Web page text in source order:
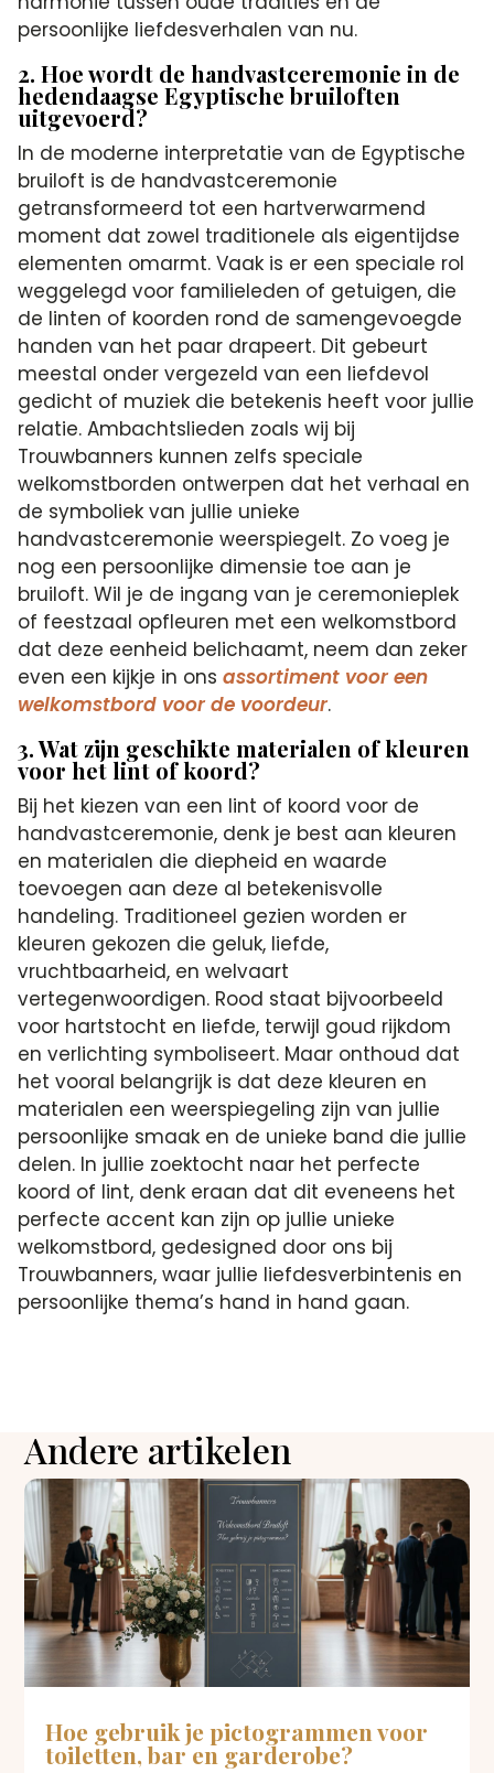
persoonlijke liefdesverhalen van nu.
2. Hoe wordt de handvastceremonie in de
hedendaagse Egyptische bruiloften
uitgevoerd?
In de moderne interpretatie van de Egyptische
bruiloft is de handvastceremonie
getransformeerd tot een hartverwarmend
moment dat zowel traditionele als eigentijdse
elementen omarmt. Vaak is er een speciale rol
weggelegd voor familieleden of getuigen, die
de linten of koorden rond de samengevoegde
handen van het paar drapeert. Dit gebeurt
meestal onder vergezeld van een liefdevol
gedicht of muziek die betekenis heeft voor jullie
relatie. Ambachtslieden zoals wij bij
Trouwbanners kunnen zelfs speciale
welkomstborden ontwerpen dat het verhaal en
de symboliek van jullie unieke
handvastceremonie weerspiegelt. Zo voeg je
nog een persoonlijke dimensie toe aan je
bruiloft. Wil je de ingang van je ceremonieplek
of feestzaal opfleuren met een welkomstbord
dat deze eenheid belichaamt, neem dan zeker
even een kijkje in onsassortiment voor een
welkomstbord voor de voordeur.
3. Wat zijn geschikte materialen of kleuren
voor het lint of koord?
Bij het kiezen van een lint of koord voor de
handvastceremonie, denk je best aan kleuren
en materialen die diepheid en waarde
toevoegen aan deze al betekenisvolle
handeling. Traditioneel gezien worden er
kleuren gekozen die geluk, liefde,
vruchtbaarheid, en welvaart
vertegenwoordigen. Rood staat bijvoorbeeld
voor hartstocht en liefde, terwijl goud rijkdom
en verlichting symboliseert. Maar onthoud dat
het vooral belangrijk is dat deze kleuren en
materialen een weerspiegeling zijn van jullie
persoonlijke smaak en de unieke band die jullie
delen. In jullie zoektocht naar het perfecte
koord of lint, denk eraan dat dit eveneens het
perfecte accent kan zijn op jullie unieke
welkomstbord, gedesigned door ons bij
Trouwbanners, waar jullie liefdesverbintenis en
persoonlijke thema’s hand in hand gaan.
Andere artikelen
Hoe gebruik je pictogrammen voor
toiletten, bar en garderobe?